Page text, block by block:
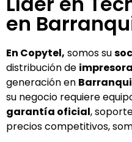
en
En Copytel, somos su
distribución de
generación en
su negocio requiere
garantía oficial,
precios competitivos,